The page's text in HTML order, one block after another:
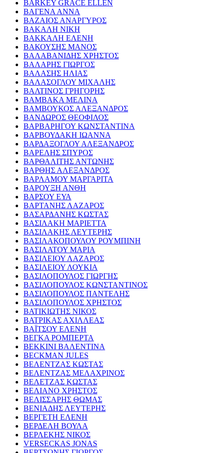
BARKEY GRACE ELLEN
ΒΑΓΕΝΑ ΑΝΝΑ
ΒΑΖΑΙΟΣ ΑΝΑΡΓΥΡΟΣ
ΒΑΚΑΛΗ ΝΙΚΗ
ΒΑΚΚΑΛΗ ΕΛΕΝΗ
ΒΑΚΟΥΣΗΣ ΜΑΝΟΣ
ΒΑΛΑΒΑΝΙΔΗΣ ΧΡΗΣΤΟΣ
ΒΑΛΑΡΗΣ ΓΙΩΡΓΟΣ
ΒΑΛΑΣΗΣ ΗΛΙΑΣ
ΒΑΛΑΣΟΓΛΟΥ ΜΙΧΑΛΗΣ
ΒΑΛΤΙΝΟΣ ΓΡΗΓΟΡΗΣ
ΒΑΜΒΑΚΑ ΜΕΛΙΝΑ
ΒΑΜΒΟΥΚΟΣ ΑΛΕΞΑΝΔΡΟΣ
ΒΑΝΔΩΡΟΣ ΘΕΟΦΙΛΟΣ
ΒΑΡΒΑΡΗΓΟΥ ΚΩΝΣΤΑΝΤΙΝΑ
ΒΑΡΒΟΥΔΑΚΗ ΙΩΑΝΝΑ
ΒΑΡΔΑΞΟΓΛΟΥ ΑΛΕΞΑΝΔΡΟΣ
ΒΑΡΕΛΗΣ ΣΠΥΡΟΣ
ΒΑΡΘΑΛΙΤΗΣ ΑΝΤΩΝΗΣ
ΒΑΡΘΗΣ ΑΛΕΞΑΝΔΡΟΣ
ΒΑΡΛΑΜΟΥ ΜΑΡΓΑΡΙΤΑ
ΒΑΡΟΥΞΗ ΑΝΘΗ
ΒΑΡΣΟΥ ΕΥΑ
ΒΑΡΤΑΝΗΣ ΛΑΖΑΡΟΣ
ΒΑΣΑΡΔΑΝΗΣ ΚΩΣΤΑΣ
ΒΑΣΙΛΑΚΗ ΜΑΡΙΕΤΤΑ
ΒΑΣΙΛΑΚΗΣ ΛΕΥΤΕΡΗΣ
ΒΑΣΙΛΑΚΟΠΟΥΛΟΥ ΡΟΥΜΠΙΝΗ
ΒΑΣΙΛΑΤΟΥ ΜΑΡΙΑ
ΒΑΣΙΛΕΙΟΥ ΛΑΖΑΡΟΣ
ΒΑΣΙΛΕΙΟΥ ΛΟΥΚΙΑ
ΒΑΣΙΛΟΠΟΥΛΟΣ ΓΙΩΡΓΗΣ
ΒΑΣΙΛΟΠΟΥΛΟΣ ΚΩΝΣΤΑΝΤΙΝΟΣ
ΒΑΣΙΛΟΠΟΥΛΟΣ ΠΑΝΤΕΛΗΣ
ΒΑΣΙΛΟΠΟΥΛΟΣ ΧΡΗΣΤΟΣ
ΒΑΤΙΚΙΩΤΗΣ ΝΙΚΟΣ
ΒΑΤΡΙΚΑΣ ΑΧΙΛΛΕΑΣ
ΒΑΪΤΣΟΥ ΕΛΕΝΗ
ΒΕΓΚΑ ΡΟΜΠΕΡΤΑ
ΒΕΚΚΙΝΙ ΒΑΛΕΝΤΙΝΑ
BECKMAN JULES
ΒΕΛΕΝΤΖΑΣ ΚΩΣΤΑΣ
ΒΕΛΕΝΤΖΑΣ ΜΕΛΑΧΡΙΝΟΣ
ΒΕΛΕΤΖΑΣ ΚΩΣΤΑΣ
ΒΕΛΙΑΝΟ ΧΡΗΣΤΟΣ
ΒΕΛΙΣΣΑΡΗΣ ΘΩΜΑΣ
ΒΕΝΙΑΔΗΣ ΛΕΥΤΕΡΗΣ
ΒΕΡΓΕΤΗ ΕΛΕΝΗ
ΒΕΡΔΕΛΗ ΒΟΥΛΑ
ΒΕΡΛΕΚΗΣ ΝΙΚΟΣ
VERSECKAS JONAS